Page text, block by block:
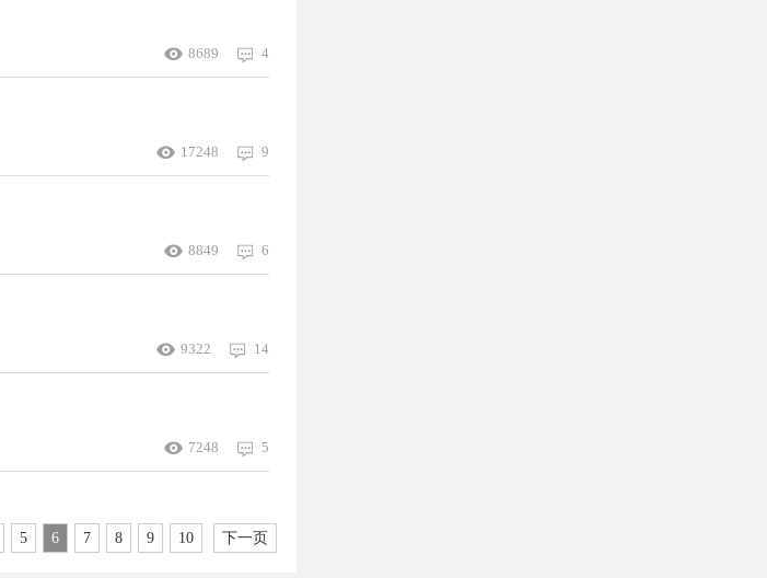
4
8689
9
17248
6
8849
14
9322
5
7248
5 6 7 8 9 10 下一页